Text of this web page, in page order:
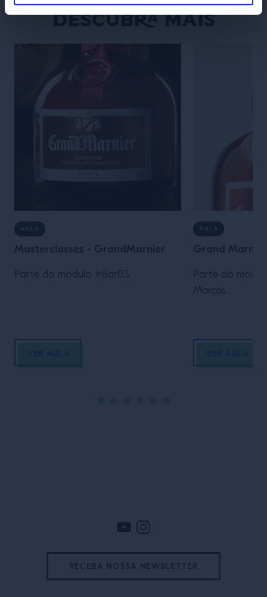
Descubra mais
AULA
Masterclasses - GrandMarnier
Parte do módulo #Bar03.
AULA
Grand Marnier
Parte do
Marcas.
RECEBA NOSSA NEWSLETTER